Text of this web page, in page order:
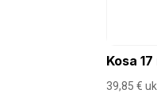
Kosa
39,85€